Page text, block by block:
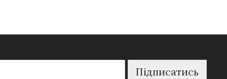
Підписатись